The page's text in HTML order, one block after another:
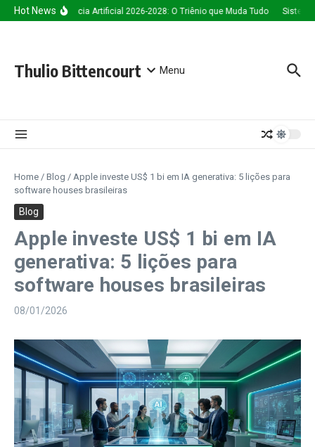
Ir para o conteúdo
Hot NewsInteligência Artificial 2026-2028: O Triênio que Muda Tudo
Thulio Bittencourt Menu
Home / Blog / Apple investe US$ 1 bi em IA generativa: 5 lições para
software houses brasileiras
Blog
Apple investe US$ 1 bi em IA
generativa: 5 lições para
software houses brasileiras
08/01/2026